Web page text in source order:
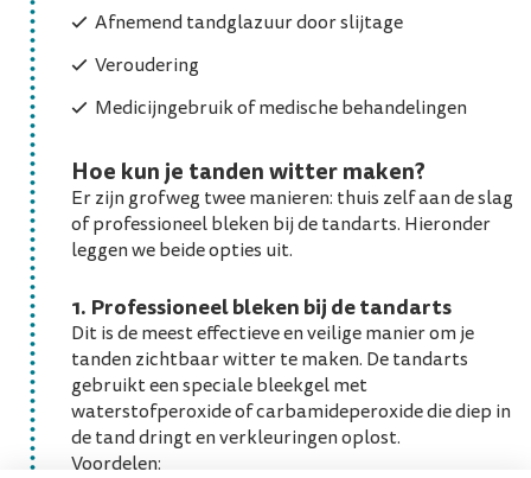
Afnemend tandglazuur door slijtage
Veroudering
Medicijngebruik of medische behandelingen
Hoe kun je tanden witter maken?
Er zijn grofweg twee manieren: thuis zelf aan de slag
of professioneel bleken bij de tandarts. Hieronder
leggen we beide opties uit.
1. Professioneel bleken bij de tandarts
Dit is de meest effectieve en veilige manier om je
tanden zichtbaar witter te maken. De tandarts
gebruikt een speciale bleekgel met
waterstofperoxide of carbamideperoxide die diep in
de tand dringt en verkleuringen oplost.
Voordelen: